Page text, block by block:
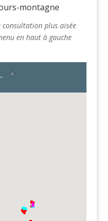
montagne
consultation plus aisée
en haut à gauche